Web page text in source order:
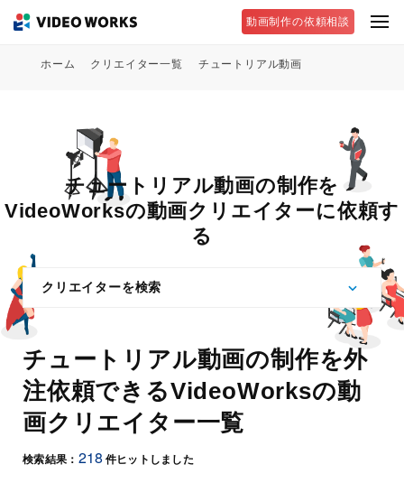
動画制作の依頼相談
ホーム クリエイター一覧 チュートリアル動画
チュートリアル動画の制作を
VideoWorksの動画クリエイターに依頼す
る
クリエイターを検索
チュートリアル動画の制作を外
注依頼できるVideoWorksの動
画クリエイター一覧
検索結果： 218 件ヒットしました